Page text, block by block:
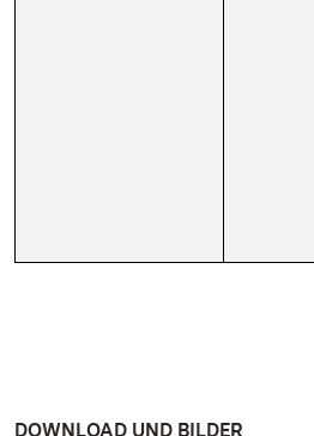
DOWNLOAD UND BILDER